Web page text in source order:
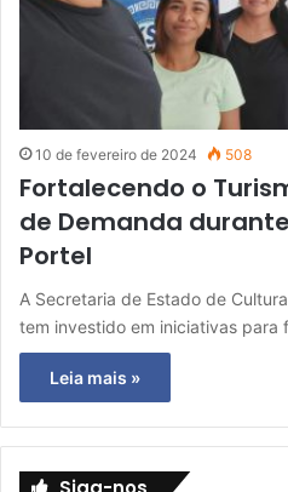
10 de fevereiro de 2024 508
Fortalecendo o
de Demanda
Portel
A Secretaria de Estado de
tem investido em iniciativas para
Leia mais »